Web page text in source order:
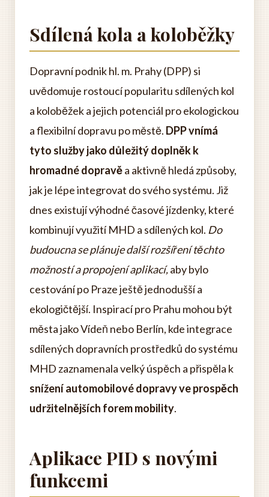
Sdílená kola a koloběžky
Dopravní podnik hl. m. Prahy (DPP) si
uvědomuje rostoucí popularitu sdílených kol
a koloběžek a jejich potenciál pro ekologickou
a flexibilní dopravu po městě. DPP vnímá
tyto služby jako důležitý doplněk k
hromadné dopravěa aktivně hledá způsoby,
jak je lépe integrovat do svého systému. Již
dnes existují výhodné časové jízdenky, které
kombinují využití MHD a sdílených kol. Do
budoucna se plánuje další rozšíření těchto
možností a propojení aplikací,aby bylo
cestování po Praze ještě jednodušší a
ekologičtější. Inspirací pro Prahu mohou být
města jako Vídeň nebo Berlín, kde integrace
sdílených dopravních prostředků do systému
MHD zaznamenala velký úspěch a přispěla k
snížení automobilové dopravy ve prospěch
udržitelnějších forem mobility.
Aplikace PID s novými
funkcemi